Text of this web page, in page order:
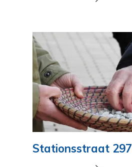
Stationsstraat 297